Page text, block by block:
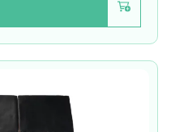
Voeg toe